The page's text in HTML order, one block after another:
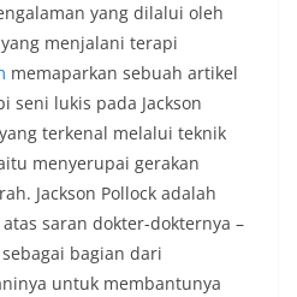
yang dilalui oleh
menjalani terapi
memaparkan sebuah artikel
seni lukis pada Jackson
terkenal melalui teknik
menyerupai gerakan
Jackson Pollock adalah
saran dokter-dokternya –
bagian dari
untuk membantunya